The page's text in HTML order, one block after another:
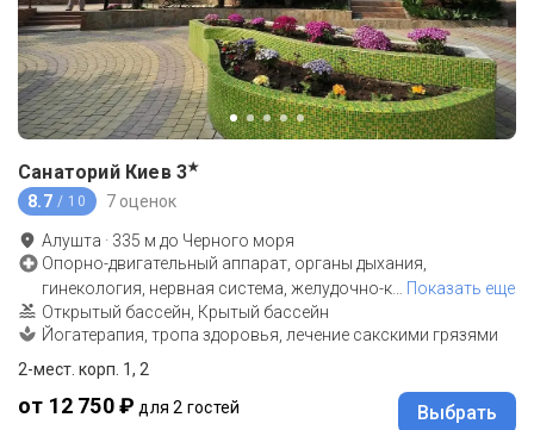
Санаторий Киев 3★
8.7 / 10 7 оценок
Алушта · 335 м до Черного моря
Опорно-двигательный аппарат, органы дыхания,
гинекология, нервная система, желудочно-к… Показать еще
Открытый бассейн, Крытый бассейн
Йогатерапия, тропа здоровья, лечение сакскими грязями
2-мест. корп. 1, 2
от 12 750 ₽ для 2 гостей Выбрать